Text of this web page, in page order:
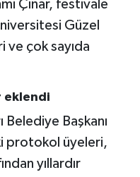
Çınar, festivale
Güzel
ve çok sayıda
eklendi
Belediye Başkanı
protokol üyeleri,
yıllardır